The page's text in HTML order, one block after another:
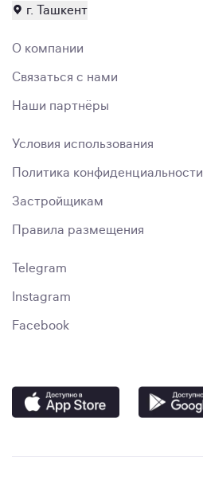
г. Ташкент
О компании
Связаться с нами
Наши партнёры
Условия использования
Политика конфиденциальности
Застройщикам
Правила размещения
Telegram
Instagram
Facebook